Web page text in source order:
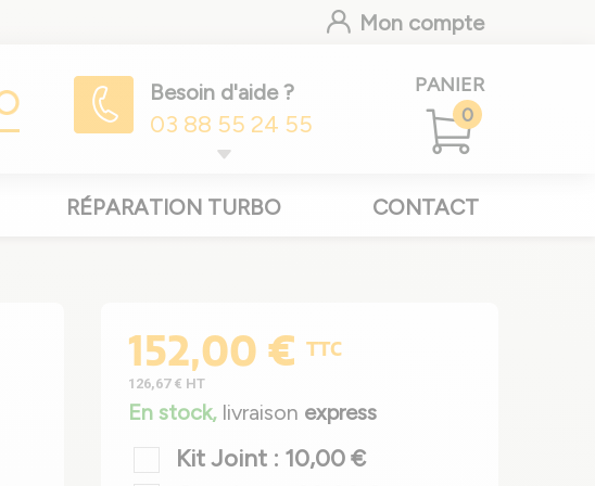
Mon compte
Besoin d'aide ?
03 88 55 24 55
PANIER
0
RÉPARATION TURBO CONTACT
152,00 € TTC
126,67 € HT
En stock, livraison express
Kit Joint : 10,00 €